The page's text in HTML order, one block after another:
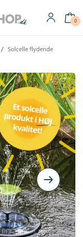
0
/ Solcelle flydende